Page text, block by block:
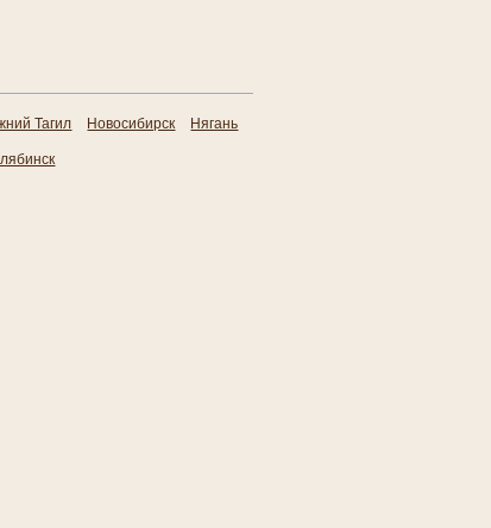
Тагил Новосибирск Нягань